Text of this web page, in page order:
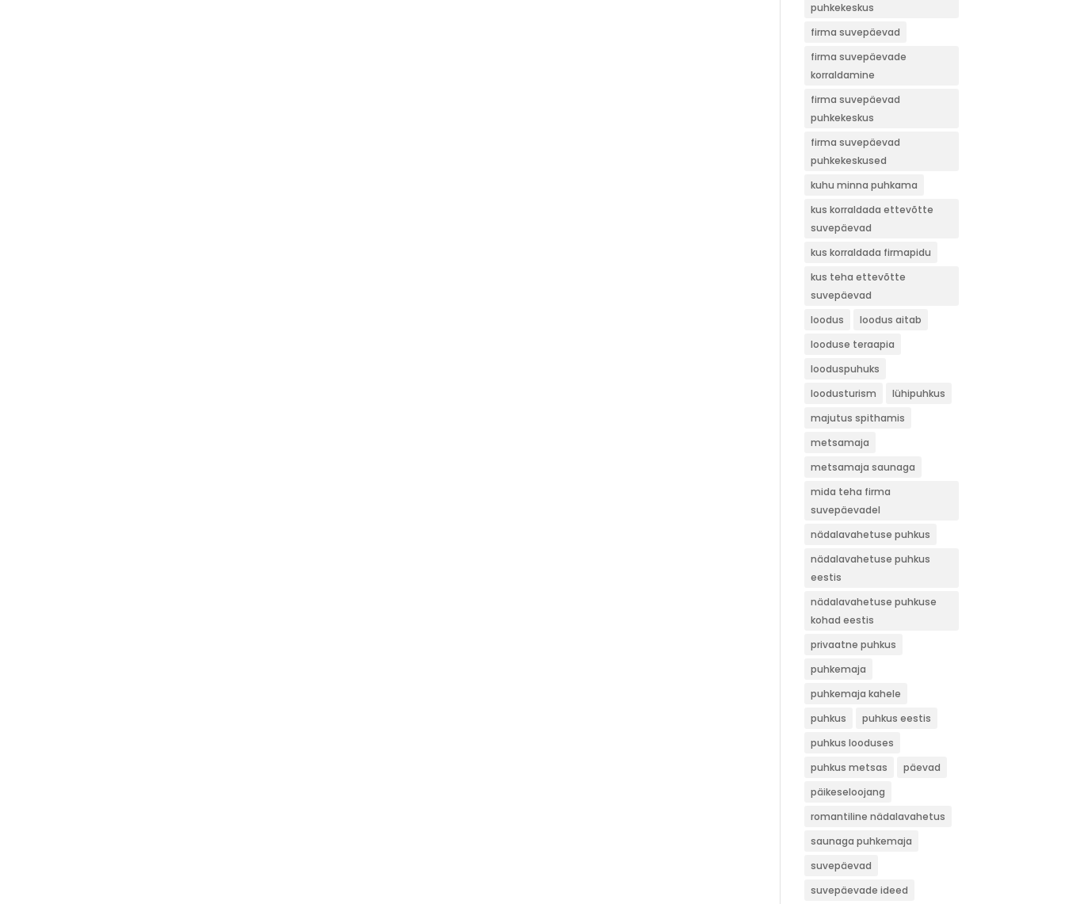
puhkekeskus
firma suvepäevad
firma suvepäevade
korraldamine
firma suvepäevad
puhkekeskus
firma suvepäevad
puhkekeskused
kuhu minna puhkama
kus korraldada ettevõtte
suvepäevad
kus korraldada firmapidu
kus teha ettevõtte
suvepäevad
loodus
loodus aitab
looduse teraapia
looduspuhuks
loodusturism
lühipuhkus
majutus spithamis
metsamaja
metsamaja saunaga
mida teha firma
suvepäevadel
nädalavahetuse puhkus
nädalavahetuse puhkus
eestis
nädalavahetuse puhkuse
kohad eestis
privaatne puhkus
puhkemaja
puhkemaja kahele
puhkus
puhkus eestis
puhkus looduses
puhkus metsas
päevad
päikeseloojang
romantiline nädalavahetus
saunaga puhkemaja
suvepäevad
suvepäevade ideed